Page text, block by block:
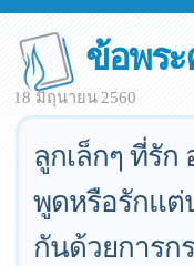
ข้อพร
18 มิถุนายน 2560
ลูกเล็กๆ ที่รัก
พูดหรือรักแต่
กันด้วยการก